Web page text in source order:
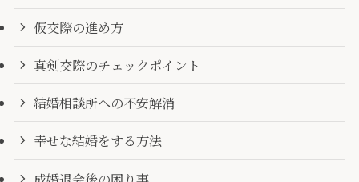
仮交際の進め方
真剣交際のチェックポイント
結婚相談所への不安解消
幸せな結婚をする方法